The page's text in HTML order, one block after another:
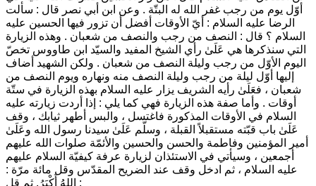
أوّل يوم من رجب غفر الله له البتّة . وعن ابن أبي نصر قال : سألت
الرضا عليه السلام : أيّ الأوقات أفضل أن تزور فيها الحسين عليه
السلام ؟ قال : النصف من رجب والنصف من شعبان . وهذه الزيارة
التي سنذكرها هي عَلَىٰ رأي الشيخ المفيد والسيّد ابن طاووس تخصّ
اليوم الأوّل من رجب وليلة النصف من شعبان . ولكن الشهيد أضاف
إليها أوّل ليلة من رجب وليلة النصف منه ونهاره ويوم النصف من
شعبان ، فعَلَىٰ رأيه الشريف يزار عليه السلام بهذه الزيارة في ستّة
أوقات . وأما صفة هذه الزيارة فهي كما يلي : إذا أردت زيارته عليه
السلام في الأوقات المذكورة فاغتسل ، والبس أطهر ثيابك ، وقف
عَلَىٰ باب قبّته مستقبلاً القبلة ، وسلّم عَلَىٰ سيدنا رسول الله وعَلَىٰ
أمير المؤمنين وفاطمة والحسن والحسين والأئمّة صلوات الله عليهم
أجمعين ، وسيأتي في الاستئذان لزيارة عرفة كيفيّة السلام عليهم
عليه السلام ، ثم ادخل وقف عند الضريح المقدّس وقل مائة مرّة :
اللهُ أَكْبَرُ. ثم قل :